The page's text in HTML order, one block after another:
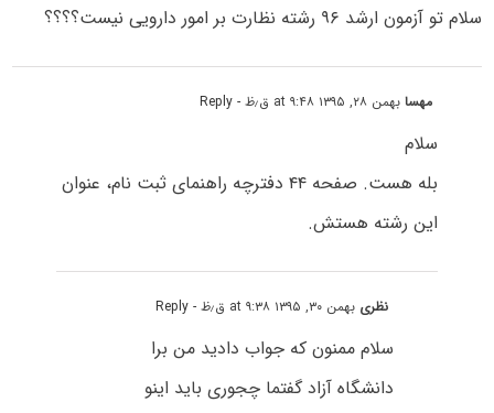
سلام تو آزمون ارشد ۹۶ رشته نظارت بر امور دارویی نیست؟؟؟؟
مهسابهمن ۲۸, ۱۳۹۵ at ۹:۴۸ ق٫ظ - Reply
سلام
بله هست. صفحه ۴۴ دفترچه راهنمای ثبت نام، عنوان
این رشته هستش.
نظری بهمن ۳۰, ۱۳۹۵ at ۹:۳۸ ق٫ظ - Reply
سلام ممنون که جواب دادید من برا
دانشگاه آزاد گفتما چجوری باید اینو